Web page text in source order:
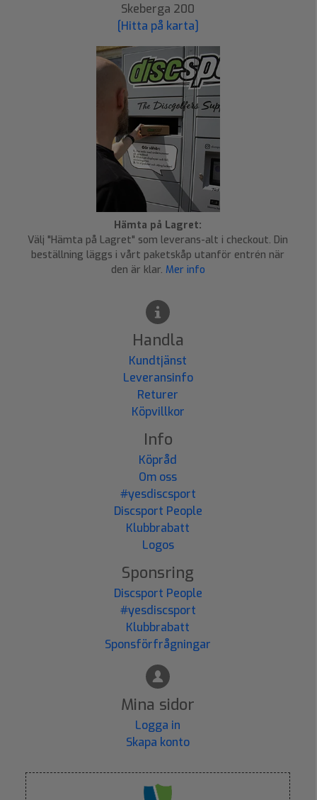
Skeberga 200
[Hitta på karta]
Hämta på Lagret:
Välj "Hämta på Lagret" som leverans-alt i checkout. Din
beställning läggs i vårt paketskåp utanför entrén när
den är klar. Mer info
Handla
Kundtjänst
Leveransinfo
Returer
Köpvillkor
Info
Köpråd
Om oss
#yesdiscsport
Discsport People
Klubbrabatt
Logos
Sponsring
Discsport People
#yesdiscsport
Klubbrabatt
Sponsförfrågningar
Mina sidor
Logga in
Skapa konto